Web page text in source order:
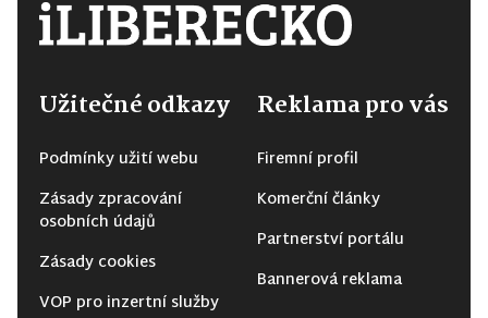
Užitečné odkazy
Podmínky užití webu
Zásady zpracování
osobních údajů
Zásady cookies
VOP pro inzertní služby
Reklama pro vás
Firemní profil
Komerční články
Partnerství portálu
Bannerová reklama